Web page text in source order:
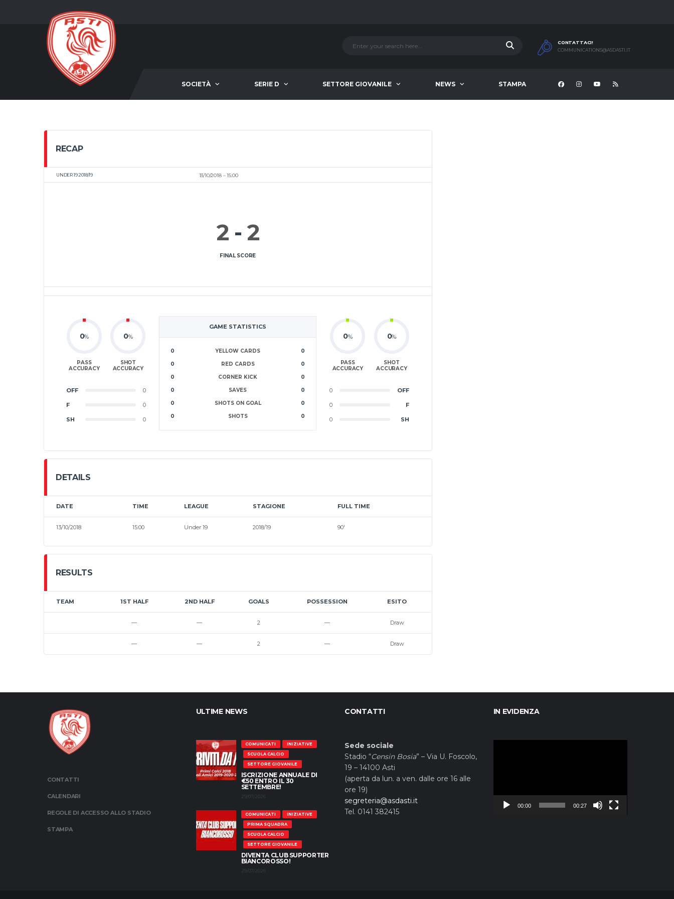
CONTATTACI!
COMMUNICATIONS@ASDASTI.IT
SOCIETÀ SERIE D SETTORE GIOVANILE NEWS STAMPA
RECAP
UNDER 19 2018/19 13/10/2018 15:00
2 - 2
FINAL SCORE
GAME STATISTICS
0 YELLOW CARDS
0
0
RED CARDS
0
0
CORNER KICK
0
0
SAVES
0
0
SHOTS ON GOAL
0
0
SHOTS 0
0%
PASS
ACCURACY
0%
SHOT
ACCURACY
OFF 0
F 0
SH 0
0%
PASS
ACCURACY
0%
SHOT
ACCURACY
0 OFF
0 F
0 SH
DETAILS
DATE TIME LEAGUE STAGIONE FULL TIME
13/10/2018 15:00 Under 19 2018/19 90'
RESULTS
TEAM 1ST HALF 2ND HALF GOALS POSSESSION ESITO
— — 2 — Draw
— — 2 — Draw
CONTATTI
CALENDARI
REGOLE DI ACCESSO ALLO STADIO
STAMPA
ULTIME NEWS
COMUNICATI
INIZIATIVE
SCUOLA CALCIO
SETTORE GIOVANILE
ISCRIZIONE ANNUALE DI
€50 ENTRO IL 30
SETTEMBRE!
29/07/2026
COMUNICATI
INIZIATIVE
PRIMA SQUADRA
SCUOLA CALCIO
SETTORE GIOVANILE
DIVENTA CLUB SUPPORTER
BIANCOROSSO!
29/07/2026
CONTATTI
Sede sociale
Stadio “Censin Bosia” – Via U. Foscolo,
19 – 14100 Asti
(aperta da lun. a ven. dalle ore 16 alle
ore 19)
segreteria@asdasti.it
Tel. 0141 382415
IN EVIDENZA
00:00 00:27